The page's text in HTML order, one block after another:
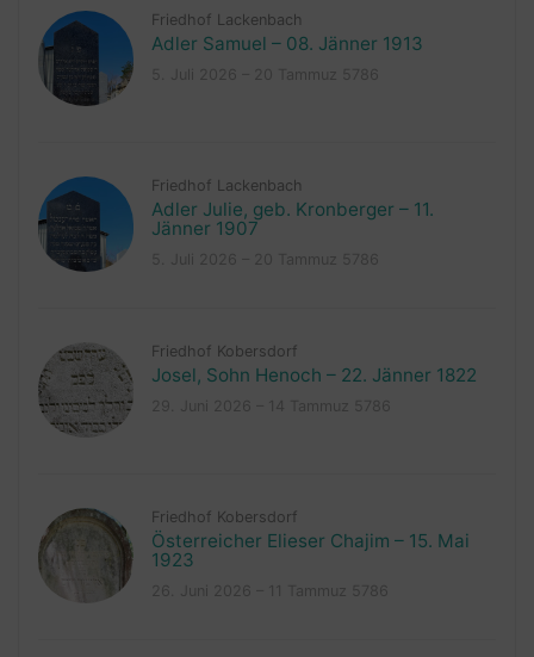
Friedhof Lackenbach
Adler Samuel – 08. Jänner 1913
Friedhof Lackenbach
Adler Julie, geb. Kronberger – 11.
Jänner 1907
Friedhof Kobersdorf
Josel, Sohn Henoch – 22. Jänner 1822
Friedhof Kobersdorf
Österreicher Elieser Chajim – 15. Mai
1923